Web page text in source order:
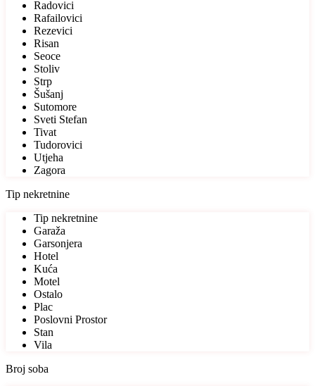
Radovici
Rafailovici
Rezevici
Risan
Seoce
Stoliv
Strp
Šušanj
Sutomore
Sveti Stefan
Tivat
Tudorovici
Utjeha
Zagora
Tip nekretnine
Tip nekretnine
Garaža
Garsonjera
Hotel
Kuća
Motel
Ostalo
Plac
Poslovni Prostor
Stan
Vila
Broj soba